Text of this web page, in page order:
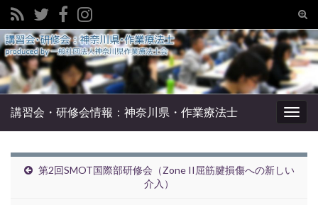
Search for:
講習会・研修会情報：神奈川県・作業療法士
第2回SMOT国際部研修会（Zone II屈筋腱損傷への新しい
介入）